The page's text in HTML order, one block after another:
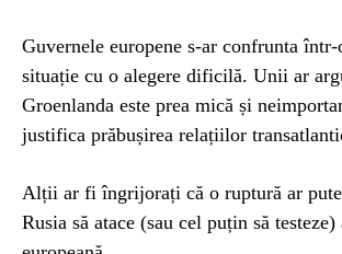
Guvernele europene s-ar confrunta
situație cu o alegere dificilă. Unii ar
Groenlanda este prea mică și
justifica prăbușirea relațiilor
Alții ar fi îngrijorați că o ruptură ar
Rusia să atace (sau cel puțin să testeze)